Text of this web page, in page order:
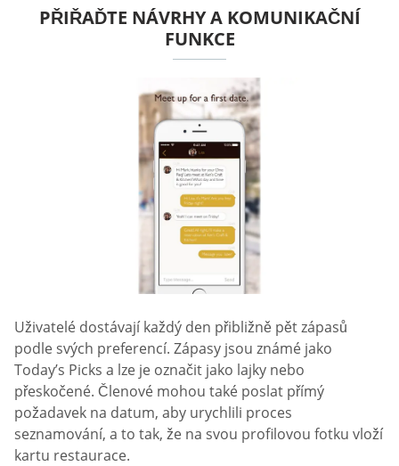
PŘIŘAĎTE NÁVRHY A KOMUNIKAČNÍ
FUNKCE
Uživatelé dostávají každý den přibližně pět zápasů
podle svých preferencí. Zápasy jsou známé jako
Today’s Picks a lze je označit jako lajky nebo
přeskočené. Členové mohou také poslat přímý
požadavek na datum, aby urychlili proces
seznamování, a to tak, že na svou profilovou fotku vloží
kartu restaurace.